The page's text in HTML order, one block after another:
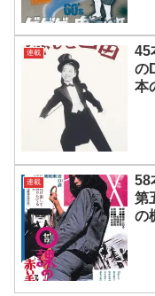
連載
45
の
本
連載
58
第
の